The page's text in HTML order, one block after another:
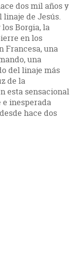
dos mil años y
de Jesús.
Borgia, la
en los
Francesa, una
una
del linaje más
de la
esta sensacional
e inesperada
hace dos